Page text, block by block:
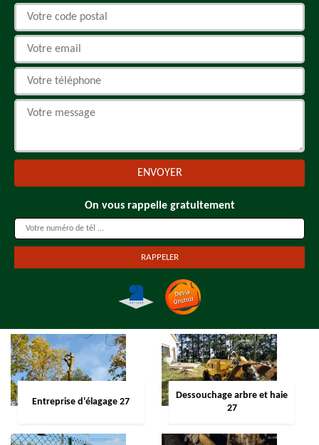
On vous rappelle gratuitement
Entreprise d'élagage 27
Dessouchage arbre et haie
27